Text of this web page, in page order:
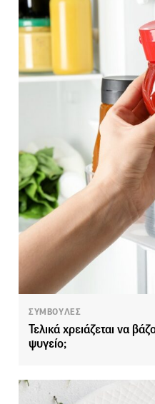
ΣΥΜΒΟΥΛΕΣ
Τελικά χρειάζεται να
ψυγείο;